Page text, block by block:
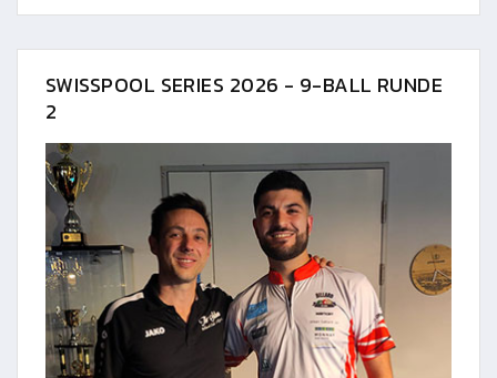
SWISSPOOL SERIES 2026 - 9-BALL RUNDE
2